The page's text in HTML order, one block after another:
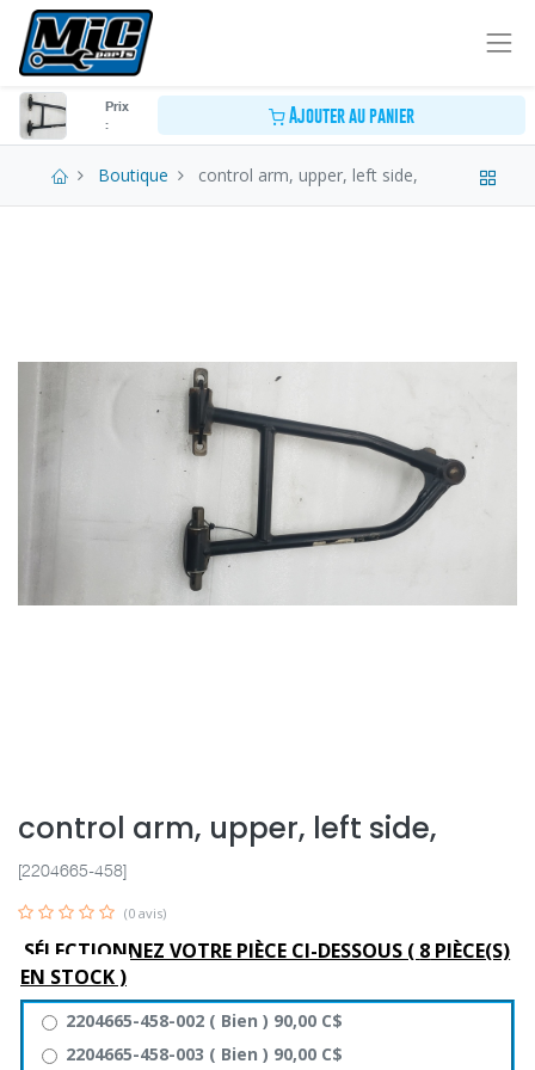
Prix
:
Ajouter au panier
Boutique control arm, upper, left side,
control arm, upper, left side,
[2204665-458]
(0 avis)
SÉLECTIONNEZ VOTRE PIÈCE CI-DESSOUS ( 8 PIÈCE(S)
EN STOCK )
2204665-458-002 ( Bien ) 90,00 C$
2204665-458-003 ( Bien ) 90,00 C$